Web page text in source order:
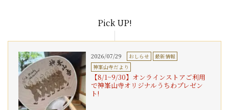
Pick UP!
2026/07/29 おしらせ
最新情報
神峯山寺だより
【8/1~9/30】オンラインストアご利用
で神峯山寺オリジナルうちわプレゼン
ト!